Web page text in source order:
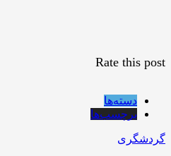
Rate this post
دسته‌ها
برچسب‌ها
گردشگری